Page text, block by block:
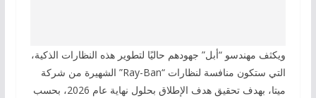
ويكثف مهندسو “أبل” جهودهم حاليًا لتطوير هذه النظارات الذكية،
التي ستكون منافسة لنظارات “Ray-Ban” الشهيرة من شركة
ميتا، بهدف تحقيق هدف الإطلاق بحلول نهاية عام 2026، بحسب